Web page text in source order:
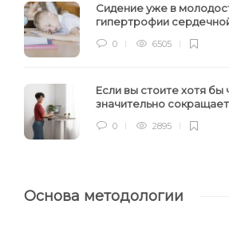
Сидение уже в
гипертрофии
0 6505
Если вы стоите хотя бы
значительно
0 2895
Основа методологии